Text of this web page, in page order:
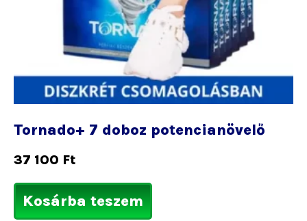
Tornado+ 7 doboz potencianövelő
37 100 Ft
Kosárba teszem